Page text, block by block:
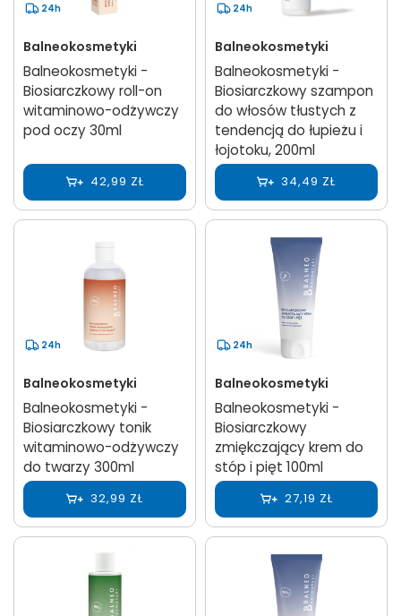
24h
Balneokosmetyki
Balneokosmetyki -
Biosiarczkowy roll-on
witaminowo-odżywczy
pod oczy 30ml
42,99 ZŁ
24h
Balneokosmetyki
Balneokosmetyki -
Biosiarczkowy szampon
do włosów tłustych z
tendencją do łupieżu i
łojotoku, 200ml
34,49 ZŁ
24h
Balneokosmetyki
Balneokosmetyki -
Biosiarczkowy tonik
witaminowo-odżywczy
do twarzy 300ml
32,99 ZŁ
24h
Balneokosmetyki
Balneokosmetyki -
Biosiarczkowy
zmiękczający krem do
stóp i pięt 100ml
27,19 ZŁ